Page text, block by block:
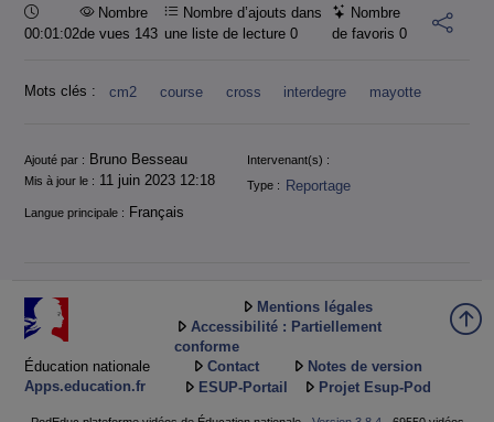
Durée :
00:01:02
Nombre
de vues 143
Nombre d’ajouts dans
une liste de lecture0
Nombre
de favoris 0
Mots clés : cm2 course cross interdegre mayotte
Informations
Ajouté par : Bruno Besseau
Intervenant(s) :
Mis à jour le : 11 juin 2023 12:18 Type : Reportage
Langue principale : Français
Éducation nationale
Apps.education.fr
Mentions légales
Accessibilité : Partiellement
conforme
Contact
Notes de version
ESUP-Portail
Projet Esup-Pod